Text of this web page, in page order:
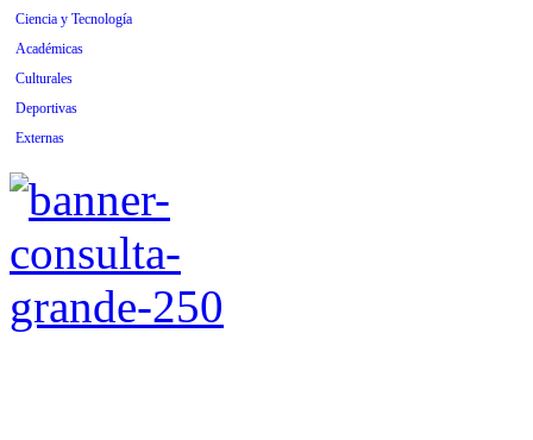
Ciencia y Tecnología
Académicas
Culturales
Deportivas
Externas